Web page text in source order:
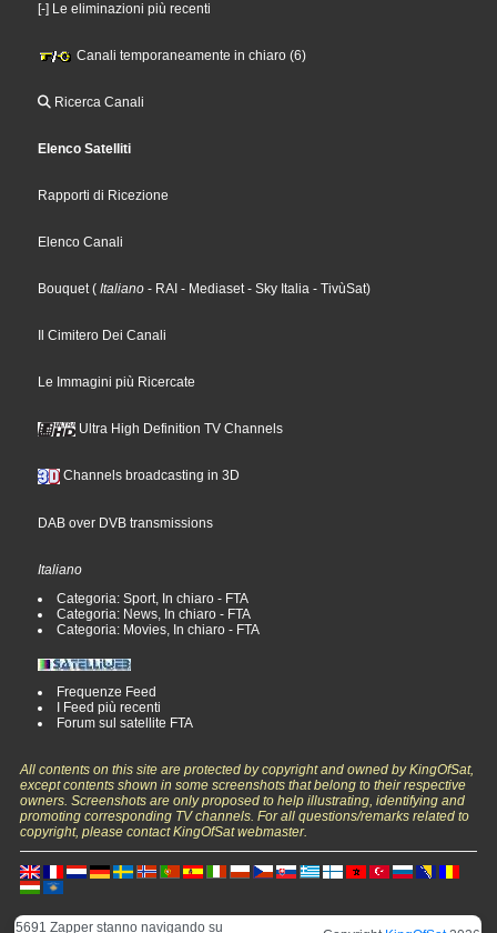
[-] Le eliminazioni più recenti
Canali temporaneamente in chiaro (6)
Ricerca Canali
Elenco Satelliti
Rapporti di Ricezione
Elenco Canali
Bouquet( Italiano - RAI - Mediaset- Sky Italia - TivùSat)
Il Cimitero Dei Canali
Le Immagini più Ricercate
Ultra High Definition TV Channels
Channels broadcasting in 3D
DAB over DVB transmissions
Italiano
Categoria: Sport, In chiaro - FTA
Categoria: News, In chiaro - FTA
Categoria: Movies, In chiaro - FTA
Frequenze Feed
I Feed più recenti
Forum sul satellite FTA
All contents on this site are protected by copyright and owned by KingOfSat,
except contents shown in some screenshots that belong to their respective
owners. Screenshots are only proposed to help illustrating, identifying and
promoting corresponding TV channels. For all questions/remarks related to
copyright, please contact KingOfSat webmaster.
5691 Zapper stanno navigando su